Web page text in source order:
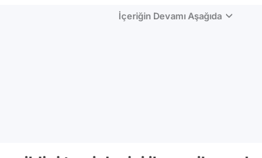
İçeriğin Devamı Aşağıda